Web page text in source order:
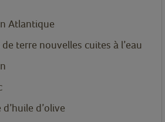
Atlantique
terre nouvelles cuites à l’eau
d’olive